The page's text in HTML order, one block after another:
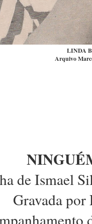
LINDA
Arquivo
de Ismael
Gravada